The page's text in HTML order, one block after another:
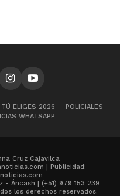
TÚ ELIGES 2026
POLICIALES
WHATSAPP
Cruz Cajavilca
| Publicidad:
- Áncash | (+51) 979 153 239
los derechos reservados.